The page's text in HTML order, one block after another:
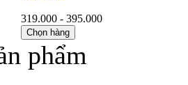
319.000 - 395.000
Chọn hàng
phẩm